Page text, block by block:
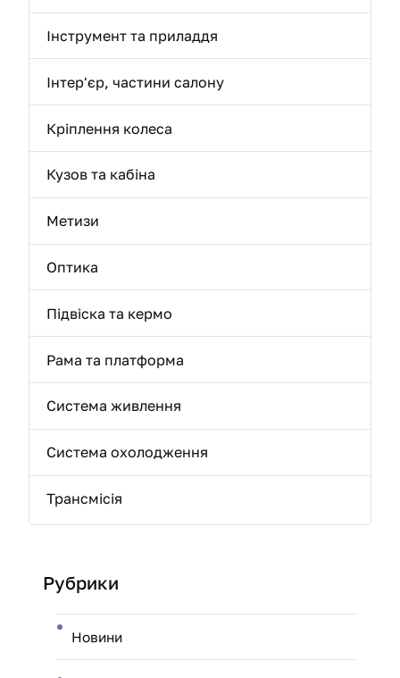
Інструмент та приладдя
Інтер'єр, частини салону
Кріплення колеса
Кузов та кабіна
Метизи
Оптика
Підвіска та кермо
Рама та платформа
Система живлення
Система охолодження
Трансмісія
Рубрики
Новини